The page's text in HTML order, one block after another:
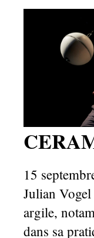
15
Julian
argile,
dans sa